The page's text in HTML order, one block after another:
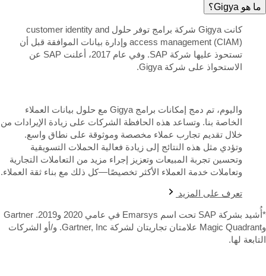
ما هو Gigya؟
كانت Gigya شركة برامج توفر حلول customer identity and
access management (CIAM) وإدارة بيانات الموافقة قبل أن
تستحوذ عليها شركة SAP. وفي عام 2017، أعلنت SAP عن
الاستحواذ على شركة Gigya.
واليوم، تم دمج إمكانات برامج Gigya مع حلول بيانات العملاء
الخاصة بنا. وتساعد هذه الحافظة الشركات على زيادة الإيرادات من
خلال تقديم تجارب عملاء مخصصة وموثوقة على نطاق واسع.
وتؤدي مثل هذه النتائج إلى زيادة فعالية الحملات التسويقية
وتحسين تجربة المبيعات وتعزيز إجراء مزيد من التعاملات التجارية
وتعاملات خدمة العملاء الأكثر تخصيصًا—كل ذلك مع بناء ثقة العملاء.
تعرف على المزيد
*أُشيد بشركة SAP تحت اسم Emarsys في عامي 2020 و2019. Gartner
وMagic Quadrant علامتان تجاريتان لشركة Gartner, Inc. و/أو الشركات
لها.